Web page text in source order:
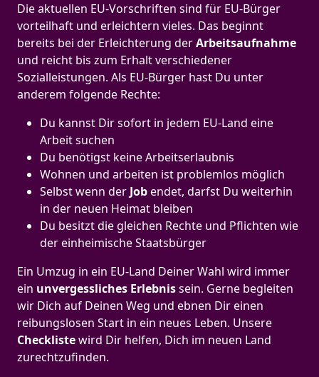
Die aktuellen EU-Vorschriften sind für EU-Bürger
vorteilhaft und erleichtern vieles. Das beginnt
bereits bei der Erleichterung derArbeitsaufnahme
und reicht bis zum Erhalt verschiedener
Sozialleistungen. Als EU-Bürger hast Du unter
anderem folgende Rechte:
Du kannst Dir sofort in jedem EU-Land eine
Arbeit suchen
Du benötigst keine Arbeitserlaubnis
Wohnen und arbeiten ist problemlos möglich
Selbst wenn der Jobendet, darfst Du weiterhin
in der neuen Heimat bleiben
Du besitzt die gleichen Rechte und Pflichten wie
der einheimische Staatsbürger
Ein Umzug in ein EU-Land Deiner Wahl wird immer
ein unvergessliches Erlebnissein. Gerne begleiten
wir Dich auf Deinen Weg und ebnen Dir einen
reibungslosen Start in ein neues Leben. Unsere
Checklistewird Dir helfen, Dich im neuen Land
zurechtzufinden.